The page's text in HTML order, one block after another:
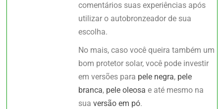
comentários suas experiências após
utilizar o autobronzeador de sua
escolha.
No mais, caso você queira também um
bom protetor solar, você pode investir
em versões para pele negra, pele
branca, pele oleosa e até mesmo na
suaversão em pó.